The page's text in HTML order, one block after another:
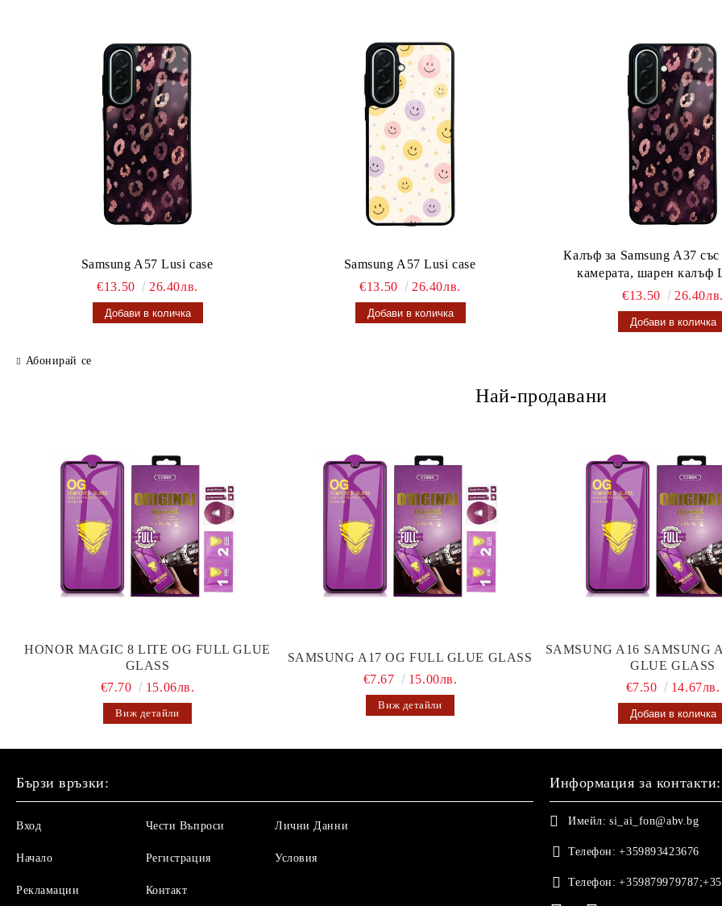
Samsung A57 Lusi case
€13.50
26.40лв.
Samsung A57 Lusi case
€13.50
26.40лв.
Калъф за Samsung A37
камерата, шарен калъф
€13.50
26.40лв.
Абонирай се
Най-продавани
HONOR MAGIC 8 LITE OG FULL GLUE
GLASS
€7.70
15.06лв.
Виж детайли
SAMSUNG A17 OG FULL GLUE GLASS
€7.67
15.00лв.
Виж детайли
SAMSUNG A16 SAMSUNG
GLUE GLASS
€7.50
14.67лв.
Бързи връзки:
Вход
Начало
Рекламации
Чести Въпроси
Регистрация
Контакт
Лични Данни
Условия
Информация за контакти:
Имейл: si_ai_fon@abv.bg
Телефон: +359893423676
Телефон: